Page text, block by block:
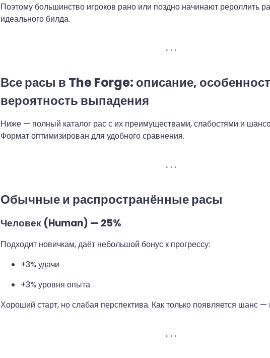
Поэтому большинство игроков рано или поздно начинают рероллить
идеального билда.
Все расы в The Forge: описание,
вероятность выпадения
Ниже — полный каталог рас с их преимуществами, слабостями и
Формат оптимизирован для удобного сравнения.
Обычные и распространённые расы
Человек (Human) — 25%
Подходит новичкам, даёт небольшой бонус к прогрессу:
+3% удачи
+3% уровня опыта
Хороший старт, но слабая перспектива. Как только появляется шанс —